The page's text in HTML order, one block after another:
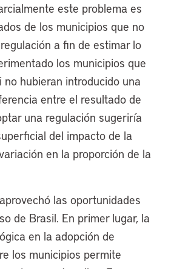
este problema es
de los municipios que no
a fin de estimar lo
los municipios que
no hubieran introducido una
entre el resultado de
una regulación sugeriría
del impacto de la
en la proporción de la
las oportunidades
de Brasil. En primer lugar, la
en la adopción de
los municipios permite